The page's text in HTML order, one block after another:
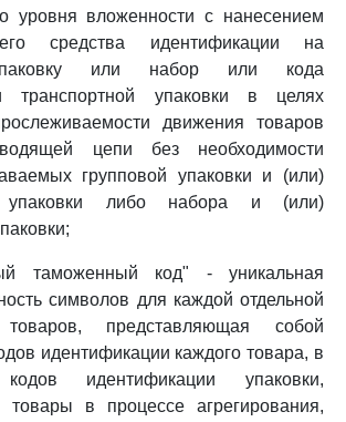
уровня вложенности с нанесением
средства идентификации на
или набор или кода
транспортной упаковки в целях
движения товаров
цепи без необходимости
групповой упаковки и (или)
упаковки либо набора и (или)
таможенный код" - уникальная
символов для каждой отдельной
товаров, представляющая собой
идентификации каждого товара, в
идентификации упаковки,
в процессе агрегирования,